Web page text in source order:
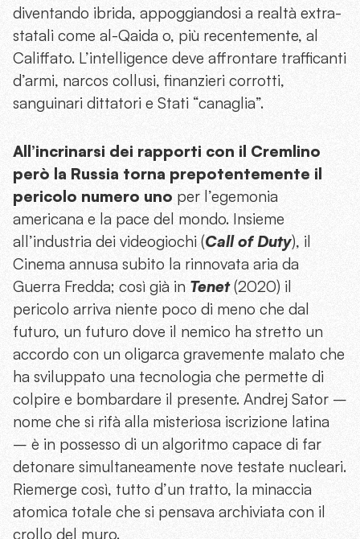
diventando ibrida, appoggiandosi a realtà extra-
statali come al-Qaida o, più recentemente, al
Califfato. L’intelligence deve affrontare trafficanti
d’armi, narcos collusi, finanzieri corrotti,
sanguinari dittatori e Stati “canaglia”.
All’incrinarsi dei rapporti con il Cremlino
però la Russia torna prepotentemente il
pericolo numero uno per l’egemonia
americana e la pace del mondo. Insieme
all’industria dei videogiochi (Call of Duty), il
Cinema annusa subito la rinnovata aria da
Guerra Fredda; così già in Tenet(2020) il
pericolo arriva niente poco di meno che dal
futuro, un futuro dove il nemico ha stretto un
accordo con un oligarca gravemente malato che
ha sviluppato una tecnologia che permette di
colpire e bombardare il presente. Andrej Sator –
nome che si rifà alla misteriosa iscrizione latina
– è in possesso di un algoritmo capace di far
detonare simultaneamente nove testate nucleari.
Riemerge così, tutto d’un tratto, la minaccia
atomica totale che si pensava archiviata con il
crollo del muro.